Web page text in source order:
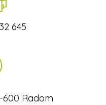
645
600 Radom